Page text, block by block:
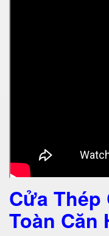
Cửa Thép
Toàn Căn